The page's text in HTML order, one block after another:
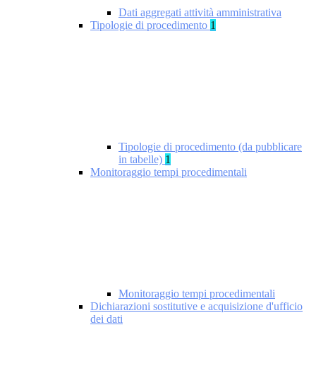
Dati aggregati attività amministrativa
Tipologie di procedimento 1
Tipologie di procedimento (da pubblicare
in tabelle) 1
Monitoraggio tempi procedimentali
Monitoraggio tempi procedimentali
Dichiarazioni sostitutive e acquisizione d'ufficio
dei dati